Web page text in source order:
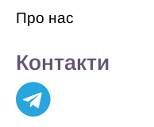
Про нас
Контакти